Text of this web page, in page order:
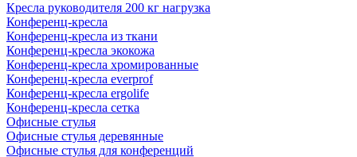
Кресла руководителя 200 кг нагрузка
Конференц-кресла
Конференц-кресла из ткани
Конференц-кресла экокожа
Конференц-кресла хромированные
Конференц-кресла everprof
Конференц-кресла ergolife
Конференц-кресла сетка
Офисные стулья
Офисные стулья деревянные
Офисные стулья для конференций